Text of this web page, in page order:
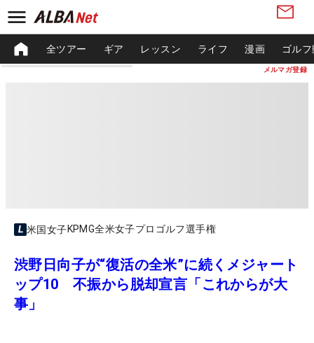
メルマガ登録
全ツアー ギア レッスン ライフ 漫画 ゴル
米国女子KPMG全米女子プロゴルフ選手権
渋野日向子が“復活の全米”に続くメジャート
ップ10 不振から脱却宣言「これからが大
事」